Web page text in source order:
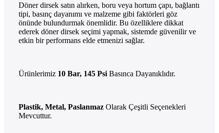
Döner dirsek satın alırken, boru veya hortum çapı, bağlantı
tipi, basınç dayanımı ve malzeme gibi faktörleri göz
önünde bulundurmak önemlidir. Bu özelliklere dikkat
ederek döner dirsek seçimi yapmak, sistemde güvenilir ve
etkin bir performans elde etmenizi sağlar.
Ürünlerimiz 10 Bar, 145 Psi Basınca Dayanıklıdır.
Plastik, Metal, Paslanmaz Olarak Çeşitli Seçenekleri
Mevcuttur.